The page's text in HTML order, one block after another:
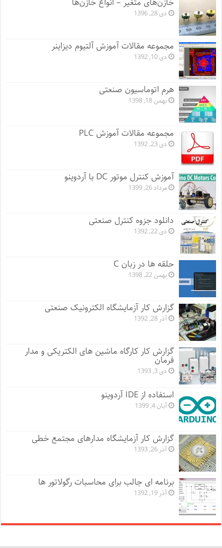
خازن‌های متغیر – انواع خازن‌ها
دی 28, 1396
مجموعه مقالات آموزش آلتیوم دیزاینر
دی 10, 1392
هرم اتوماسیون صنعتی
بهمن 18, 1398
مجموعه مقالات آموزش PLC
دی 23, 1392
آموزش کنترل موتور DC با آردوینو
مرداد 26, 1399
دانلود جزوه کنترل صنعتی
دی 22, 1392
حلقه ها در زبان C
بهمن 22, 1398
گزارش کار آزمایشگاه الکترونیک صنعتی
آذر 28, 1392
گزارش کار کارگاه ماشین های الکتریکی و مدار
فرمان
دی 3, 1393
استفاده از IDE آردوینو
آبان 4, 1399
گزارش کار آزمایشگاه مدارهای مجتمع خطی
آذر 26, 1393
برنامه ای جالب برای محاسبات رگولاتور ها
آذر 19, 1392